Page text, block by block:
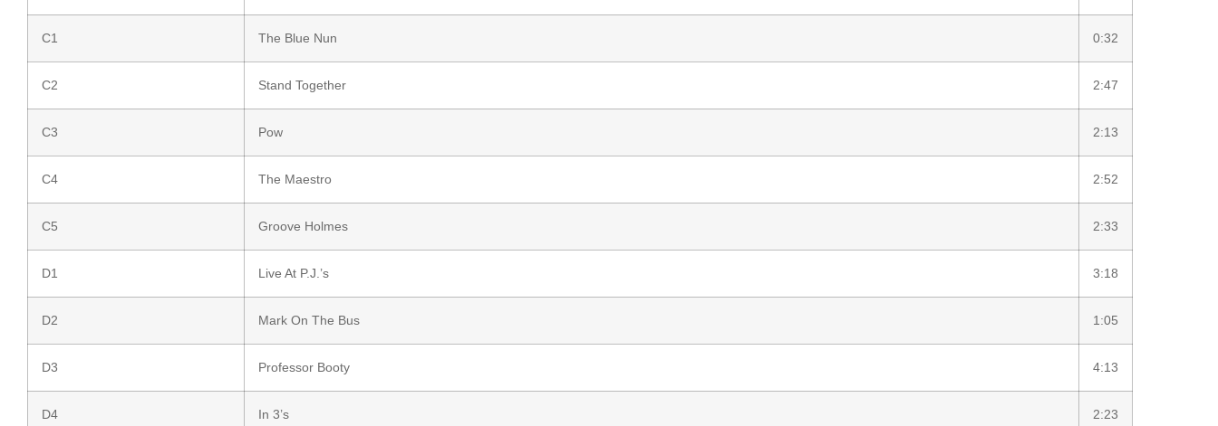
C1 The Blue Nun 0:32
C2 Stand Together 2:47
C3 Pow 2:13
C4 The Maestro 2:52
C5 Groove Holmes 2:33
D1 Live At P.J.’s 3:18
D2 Mark On The Bus 1:05
D3 Professor Booty 4:13
D4 In 3’s 2:23